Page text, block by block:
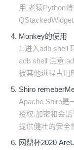
用 老猿Python
Monkey的使用
1.进入adb shell
adb shell 注意
被其他进程占用
Shiro
Apache Shiro是
授权.加密和会
提供健壮的安全
网鼎杯2020